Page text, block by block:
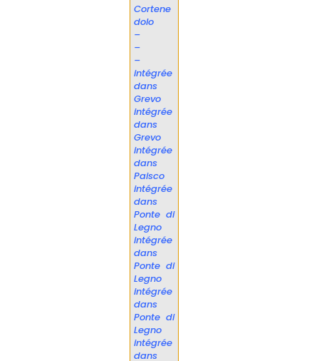
Cortene
dolo
–
–
–
intégrée
dans
Grevo
intégrée
dans
Grevo
intégrée
dans
Paisco
intégrée
dans
Ponte di
Legno
intégrée
dans
Ponte di
Legno
intégrée
dans
Ponte di
Legno
intégrée
dans